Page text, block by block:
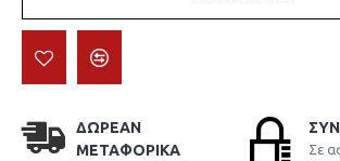
ΔΩΡΕΆΝ
ΜΕΤΑΦΟΡΙΚΆ
Σε